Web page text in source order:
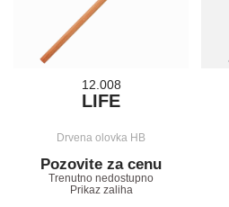
12.008
LIFE
Drvena olovka HB
Pozovite za cenu
Trenutno nedostupno
Prikaz zaliha